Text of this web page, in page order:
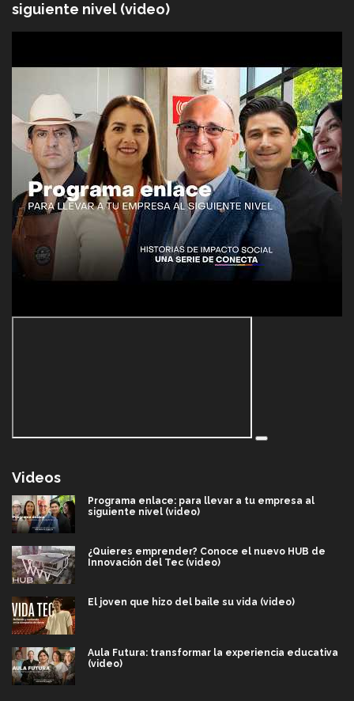
siguiente nivel (video)
Videos
Programa enlace: para llevar a tu empresa al
siguiente nivel (video)
¿Quieres emprender? Conoce el nuevo HUB de
Innovación del Tec (video)
El joven que hizo del baile su vida (video)
Aula Futura: transformar la experiencia educativa
(video)